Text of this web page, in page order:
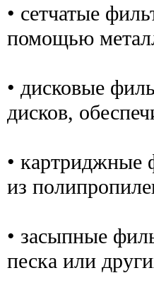
• сетчатые
помощью
• дисковые
дисков,
• картриджные
из
• засыпные
песка или